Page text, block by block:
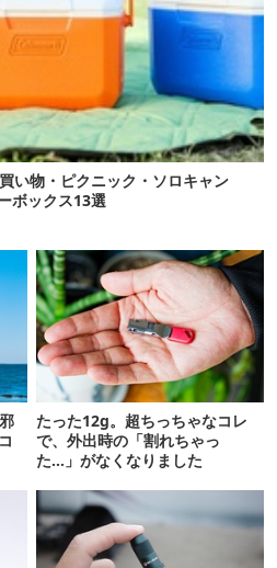
い物・ピクニック・ソロキャン
ボックス13選
たった12g。超ちっちゃなコレ
で、外出時の「割れちゃっ
た…」がなくなりました